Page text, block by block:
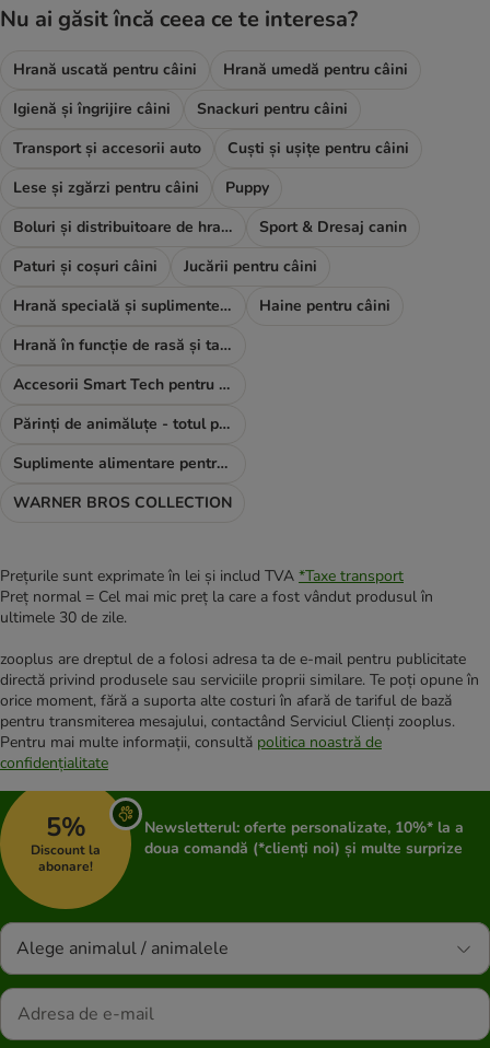
Nu ai găsit încă ceea ce te interesa?
Hrană uscată pentru câini
Hrană umedă pentru câini
Igienă și îngrijire câini
Snackuri pentru câini
Transport și accesorii auto
Cuști și ușițe pentru câini
Lese și zgărzi pentru câini
Puppy
Boluri și distribuitoare de hrană și apă
Sport & Dresaj canin
Paturi și coșuri câini
Jucării pentru câini
Hrană specială și suplimente alimentare
Haine pentru câini
Hrană în funcție de rasă și talie
Accesorii Smart Tech pentru câini
Părinți de animăluțe - totul pentru TINE
Suplimente alimentare pentru câini
WARNER BROS COLLECTION
Prețurile sunt exprimate în lei și includ TVA *Taxe transport
Preț normal = Cel mai mic preț la care a fost vândut produsul în
ultimele 30 de zile.
zooplus are dreptul de a folosi adresa ta de e-mail pentru publicitate
directă privind produsele sau serviciile proprii similare. Te poți opune în
orice moment, fără a suporta alte costuri în afară de tariful de bază
pentru transmiterea mesajului, contactând Serviciul Clienți zooplus.
Pentru mai multe informații, consultă politica noastră de
confidențialitate
5%
Discount la
abonare!
Newsletterul: oferte personalizate, 10%* la a
doua comandă (*clienți noi) și multe surprize
Alege animalul / animalele